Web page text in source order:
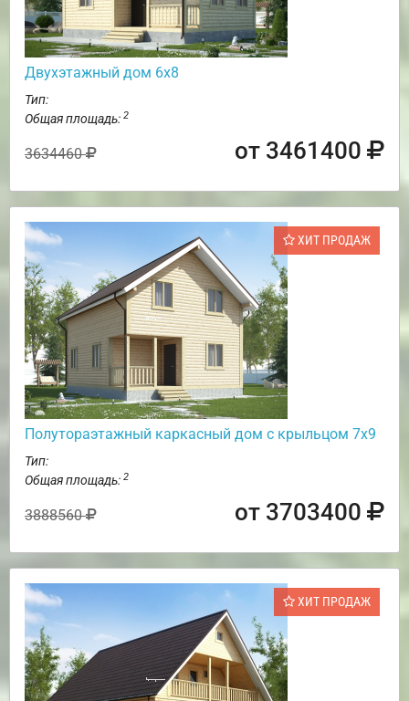
Двухэтажный дом 6х8
Тип:
Общая площадь: 2
3634460 от 3461400
ХИТ ПРОДАЖ
Полутораэтажный каркасный дом с крыльцом 7х9
Тип:
Общая площадь: 2
3888560 от 3703400
ХИТ ПРОДАЖ